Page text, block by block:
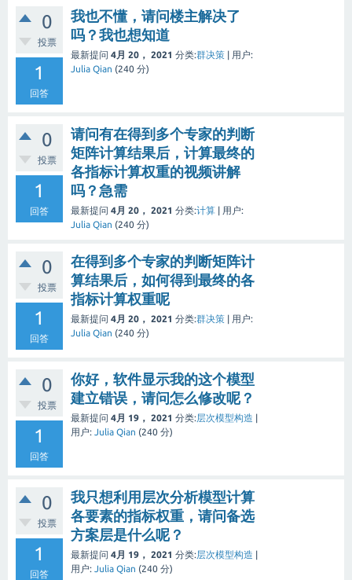
0
投票
1
回答
我也不懂，请问楼主解决了
吗？我也想知道
最新提问 4月 20， 2021 分类:群决策 | 用户:
Julia Qian (240 分)
0
投票
1
回答
请问有在得到多个专家的判断
矩阵计算结果后，计算最终的
各指标计算权重的视频讲解
吗？急需
最新提问 4月 20， 2021 分类:计算 | 用户:
Julia Qian (240 分)
0
投票
1
回答
在得到多个专家的判断矩阵计
算结果后，如何得到最终的各
指标计算权重呢
最新提问 4月 20， 2021 分类:群决策 | 用户:
Julia Qian (240 分)
0
投票
1
回答
你好，软件显示我的这个模型
建立错误，请问怎么修改呢？
最新提问 4月 19， 2021 分类:层次模型构造 |
用户: Julia Qian (240 分)
0
投票
1
回答
我只想利用层次分析模型计算
各要素的指标权重，请问备选
方案层是什么呢？
最新提问 4月 19， 2021 分类:层次模型构造 |
用户: Julia Qian (240 分)